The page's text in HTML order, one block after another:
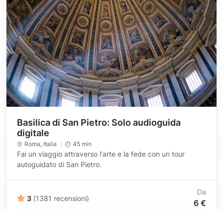
Basilica di San Pietro: Solo audioguida
digitale
Roma, Italia 45 min
Fai un viaggio attraverso l'arte e la fede con un tour
autoguidato di San Pietro.
3 (1381 recensioni)
Da
6 €